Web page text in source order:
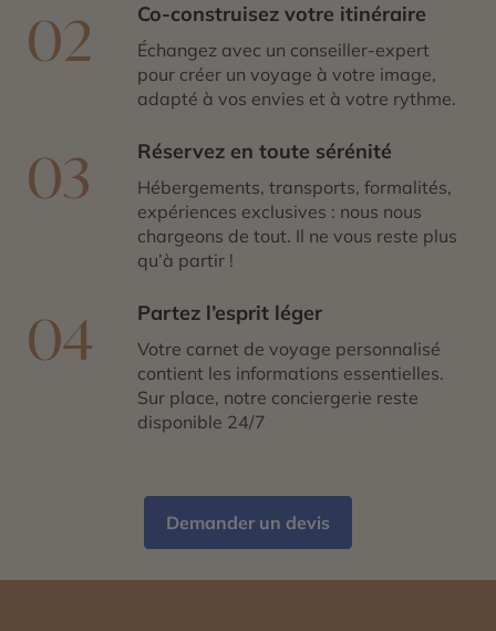
02 Co-construisez votre itinéraire
Échangez avec un conseiller-expert
pour créer un voyage à votre image,
adapté à vos envies et à votre rythme.
03 Réservez en toute sérénité
Hébergements, transports, formalités,
expériences exclusives : nous nous
chargeons de tout. Il ne vous reste plus
qu’à partir !
04 Partez l’esprit léger
Votre carnet de voyage personnalisé
contient les informations essentielles.
Sur place, notre conciergerie reste
disponible 24/7
Demander un devis